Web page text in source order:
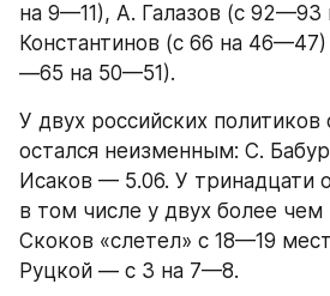
на 9—11), А. Галазов (с
Константинов (с 66 на
—65 на 50—51).
У двух российских
остался неизменным: С.
Исаков — 5.06. У тринадцати
в том числе у двух более
Скоков «слетел» с 18—19
Руцкой — с 3 на 7—8.